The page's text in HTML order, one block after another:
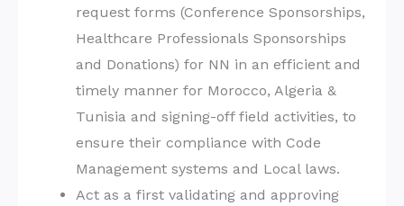
request forms (Conference Sponsorships,
Healthcare Professionals Sponsorships
and Donations) for NN in an efficient and
timely manner for Morocco, Algeria &
Tunisia and signing-off field activities, to
ensure their compliance with Code
Management systems and Local laws.
Act as a first validating and approving